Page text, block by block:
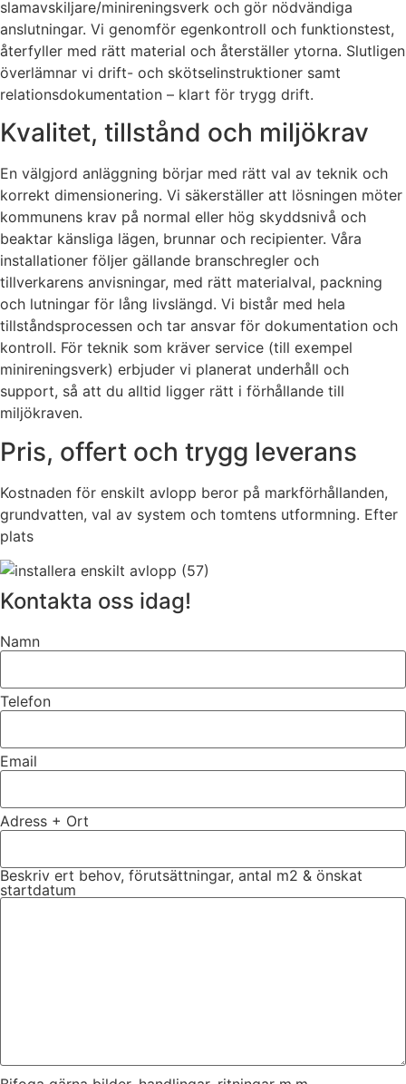
slamavskiljare/minireningsverk och gör nödvändiga
anslutningar. Vi genomför egenkontroll och funktionstest,
återfyller med rätt material och återställer ytorna. Slutligen
överlämnar vi drift- och skötselinstruktioner samt
relationsdokumentation – klart för trygg drift.
Kvalitet, tillstånd och miljökrav
En välgjord anläggning börjar med rätt val av teknik och
korrekt dimensionering. Vi säkerställer att lösningen möter
kommunens krav på normal eller hög skyddsnivå och
beaktar känsliga lägen, brunnar och recipienter. Våra
installationer följer gällande branschregler och
tillverkarens anvisningar, med rätt materialval, packning
och lutningar för lång livslängd. Vi bistår med hela
tillståndsprocessen och tar ansvar för dokumentation och
kontroll. För teknik som kräver service (till exempel
minireningsverk) erbjuder vi planerat underhåll och
support, så att du alltid ligger rätt i förhållande till
miljökraven.
Pris, offert och trygg leverans
Kostnaden för enskilt avlopp beror på markförhållanden,
grundvatten, val av system och tomtens utformning. Efter
plats
Kontakta oss idag!
Namn
Telefon
Email
Adress + Ort
Beskriv ert behov, förutsättningar, antal m2 & önskat
startdatum